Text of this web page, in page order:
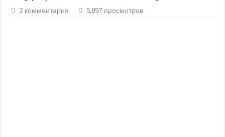
2 комментария 5,897 просмотров